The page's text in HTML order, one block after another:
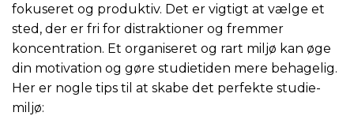
fokuseret og produktiv. Det er vigtigt at vælge et
sted, der er fri for distraktioner og fremmer
koncentration. Et organiseret og rart miljø kan øge
din motivation og gøre studietiden mere behagelig.
Her er nogle tips til at skabe det perfekte studie-
miljø: